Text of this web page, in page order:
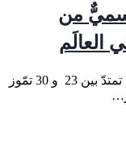
من
العالَم
مع رئيسها فارس وهبة في زيارة عمل تمتدّ بين 23 و 30 تمّوز